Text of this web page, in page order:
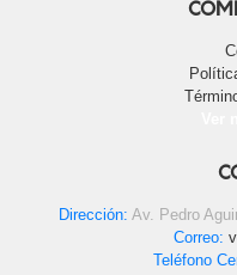
Dirección: Av. Pedro
Correo:
Teléfono